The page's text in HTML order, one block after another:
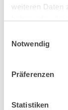
weiteren Daten
Notwendig
Präferenzen
Statistiken